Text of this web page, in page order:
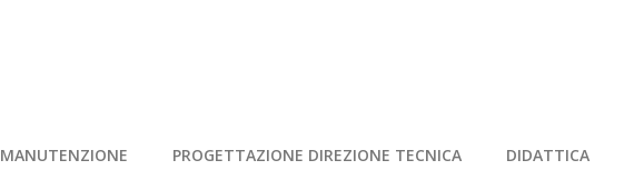
MANUTENZIONE PROGETTAZIONE DIREZIONE TECNICA DIDATTICA